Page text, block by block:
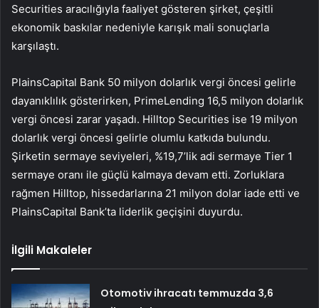
Securities aracılığıyla faaliyet gösteren şirket, çeşitli
ekonomik baskılar nedeniyle karışık mali sonuçlarla
karşılaştı.
PlainsCapital Bank 50 milyon dolarlık vergi öncesi gelirle
dayanıklılık gösterirken, PrimeLending 16,5 milyon dolarlık
vergi öncesi zarar yaşadı. Hilltop Securities ise 19 milyon
dolarlık vergi öncesi gelirle olumlu katkıda bulundu.
Şirketin sermaye seviyeleri, %19,7’lik adi sermaye Tier 1
sermaye oranı ile güçlü kalmaya devam etti. Zorluklara
rağmen Hilltop, hissedarlarına 21 milyon dolar iade etti ve
PlainsCapital Bank’ta liderlik geçişini duyurdu.
İlgili Makaleler
Otomotiv ihracatı temmuzda 3,6